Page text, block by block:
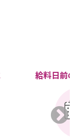
給料日前の